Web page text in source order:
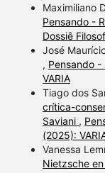
Maximiliano
Pensando -
Dossiê
José
, Pensando -
VARIA
Tiago dos
crítica-
Saviani ,
(2025):
Vanessa
Nietzsche